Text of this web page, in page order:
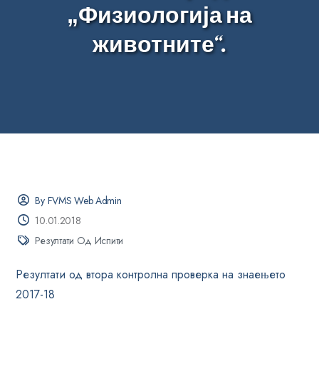
„Физиологија на
животните“.
By FVMS Web Admin
10.01.2018
Резултати Од Испити
Резултати од втора контролна проверка на знаењето
2017-18